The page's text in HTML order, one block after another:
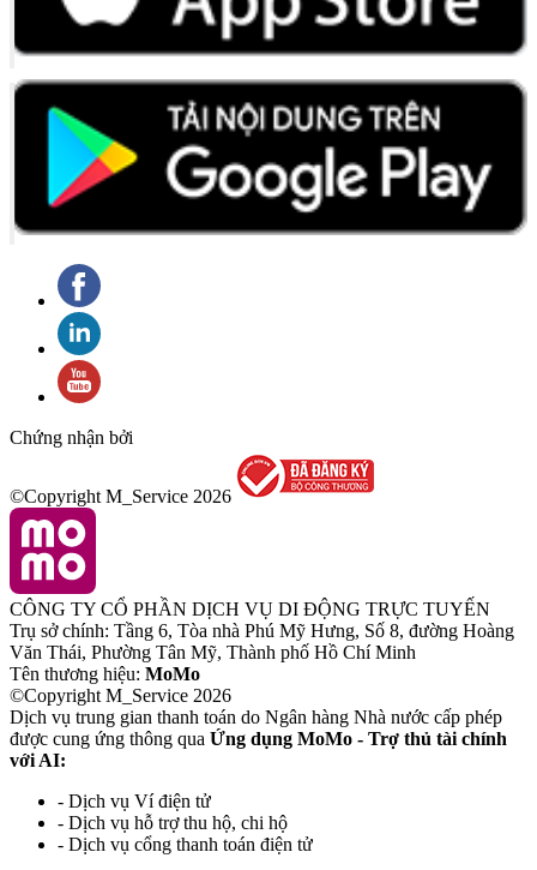
Chứng nhận bởi
©Copyright M_Service 2026
CÔNG TY CỔ PHẦN DỊCH VỤ DI ĐỘNG TRỰC TUYẾN
Trụ sở chính: Tầng 6, Tòa nhà Phú Mỹ Hưng, Số 8, đường Hoàng
Văn Thái, Phường Tân Mỹ, Thành phố Hồ Chí Minh
Tên thương hiệu: MoMo
©Copyright M_Service 2026
Dịch vụ trung gian thanh toán do Ngân hàng Nhà nước cấp phép
được cung ứng thông qua Ứng dụng MoMo - Trợ thủ tài chính
với AI:
- Dịch vụ Ví điện tử
- Dịch vụ hỗ trợ thu hộ, chi hộ
- Dịch vụ cổng thanh toán điện tử